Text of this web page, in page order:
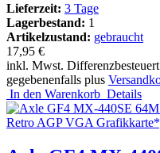
Lieferzeit: 3 Tage
Lagerbestand: 1
Artikelzustand: gebraucht
17,95 €
inkl. Mwst.
gegebenenfalls plus
In den Warenkorb Details